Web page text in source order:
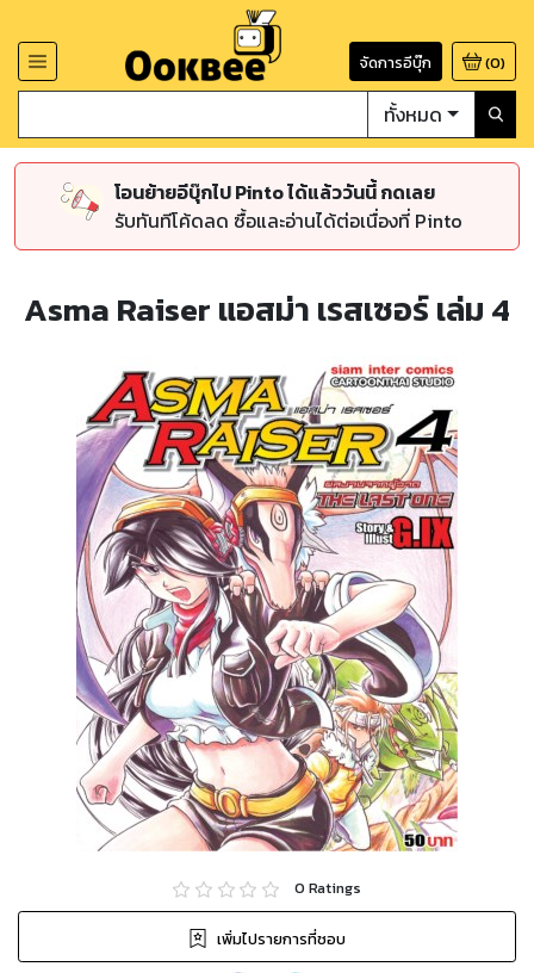
จัดการอีบุ๊ก (0)
ทั้งหมด
โอนย้ายอีบุ๊กไป Pinto ได้แล้ววันนี้ กดเลย
รับทันทีโค้ดลด ซื้อและอ่านได้ต่อเนื่องที่ Pinto
Asma Raiser แอสม่า เรสเซอร์ เล่ม 4
0 Ratings
เพิ่มไปรายการที่ชอบ